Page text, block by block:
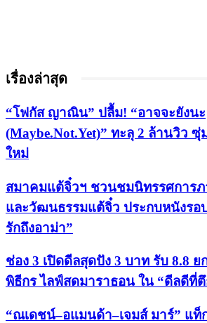
เรื่องล่าสุด
“โฟกัส ญาณิน” ปลื้ม! “อาจจะยังนะ
(Maybe.Not.Yet)” ทะลุ 2 ล้านวิว ซุ่
ใหม่
สมาคมแต้จิ๋วฯ ชวนชมนิทรรศการ
และวัฒนธรรมแต้จิ๋ว ประกบหนังรอ
รักถึงอาม่า”
ช่อง 3 เปิดดีลสุดปัง 3 บาท รับ 8.8
พิธีกร ไลฟ์สดมาราธอน ใน “ดีลดีที่ตึ
“ณเดชน์–อแมนด้า–เจมส์ มาร์” แท็